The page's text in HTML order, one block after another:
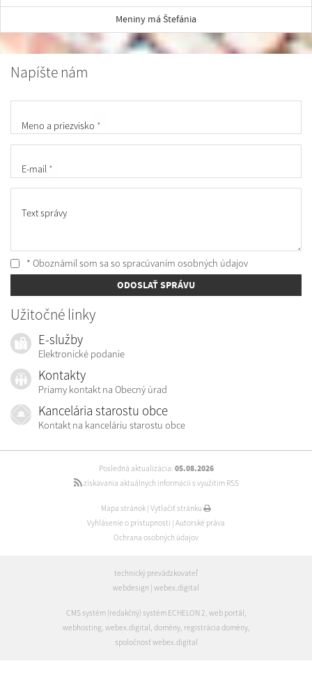
Meniny má Štefánia
Napíšte nám
Meno a priezvisko *
E-mail *
Text správy
* Oboznámil som sa so spracúvaním osobných údajov
ODOSLAŤ SPRÁVU
Užitočné linky
E-služby
Elektronické podanie
Kontakty
Priamy kontakt na Obecný úrad
Kancelária starostu obce
Kontakt na kanceláriu starostu obce
Posledná aktualizácia: 05.08.2026
získavania aktuálnych informácií s využitím RSS
Mapa stránok | Vytlačiť stránku
Vyhlásenie o prístupnosti | Autorské práva
Ochrana osobných údajov
technický prevádzkovateľ
webdesign | webex.digital
CMS systém (redakčný) systém ECHELON 2 web portál
webhosting webex.digital domény, registrácia domény,
spoločnosť webex.digital